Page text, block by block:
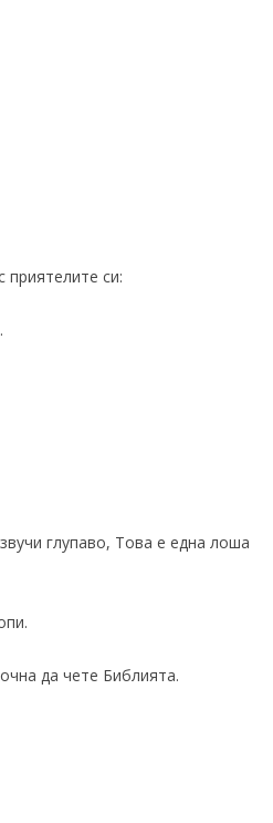
си:
глупаво, Това е една лоша
да чете Библията.